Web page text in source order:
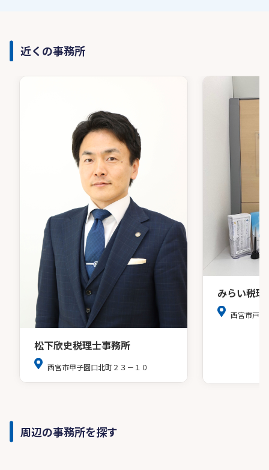
近くの事務所
松下欣史税理士事務所
西宮市甲子園口北町２３－１０
みらい税理
西宮市戸田
周辺の事務所を探す